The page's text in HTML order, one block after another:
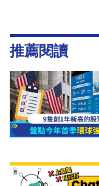
推薦閱讀